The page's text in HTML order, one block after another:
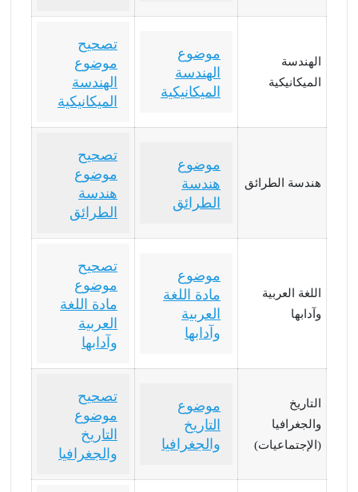
الهندسة
الميكانيكية
موضوع
الهندسة
الميكانيكية
تصحيح
موضوع
الهندسة
الميكانيكية
هندسة الطرائق
موضوع
هندسة
الطرائق
تصحيح
موضوع
هندسة
الطرائق
اللغة العربية
وآدابها
موضوع
مادة اللغة
العربية
وآدابها
تصحيح
موضوع
مادة اللغة
العربية
وآدابها
التاريخ
والجغرافيا
(الإجتماعيات)
موضوع
التاريخ
والجغرافيا
تصحيح
موضوع
التاريخ
والجغرافيا